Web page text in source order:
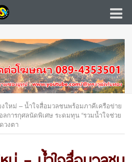
งใหม่ – น้ำใจสื่อมวลชนพร้อมภาคีเครือข่าย
การกุศลนัดพิเศษ ระดมทุน “รวมน้ำใจช่วย
วงตา